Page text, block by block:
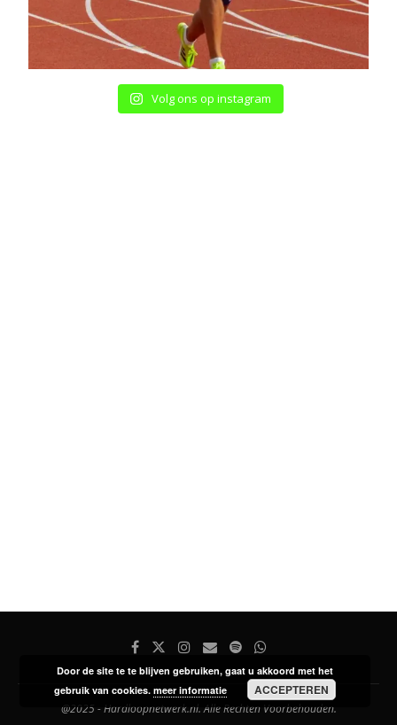
Volg ons op instagram
@2025 - Hardloopnetwerk.nl. Alle Rechten Voorbehouden.
Door de site te te blijven gebruiken, gaat u akkoord met het
gebruik van cookies.meer informatie ACCEPTEREN